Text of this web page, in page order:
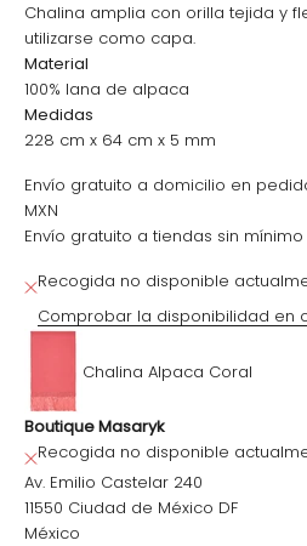
Chalina amplia con orilla tejida y
utilizarse como capa.
Material
100% lana de alpaca
Medidas
228 cm x 64 cm x 5 mm
Envío gratuito a domicilio en
MXN
Envío gratuito a tiendas sin
Recogida no disponible
Comprobar la disponibilidad en
Chalina Alpaca Coral
Boutique Masaryk
Recogida no disponible
Av. Emilio Castelar 240
11550 Ciudad de México DF
México